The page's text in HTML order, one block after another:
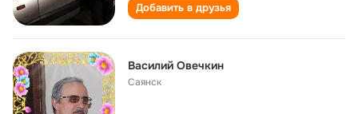
Добавить в друзья
Василий Овечкин
Саянск